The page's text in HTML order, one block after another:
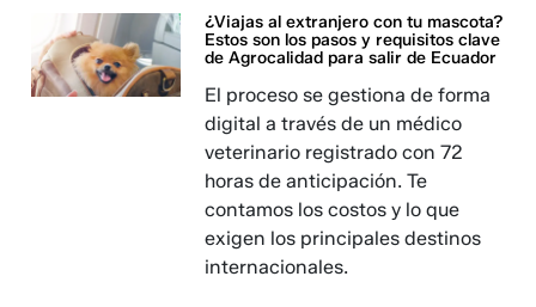
¿Viajas al extranjero con tu mascota?
Estos son los pasos y requisitos clave
de Agrocalidad para salir de Ecuador
El proceso se gestiona de forma
digital a través de un médico
veterinario registrado con 72
horas de anticipación. Te
contamos los costos y lo que
exigen los principales destinos
internacionales.